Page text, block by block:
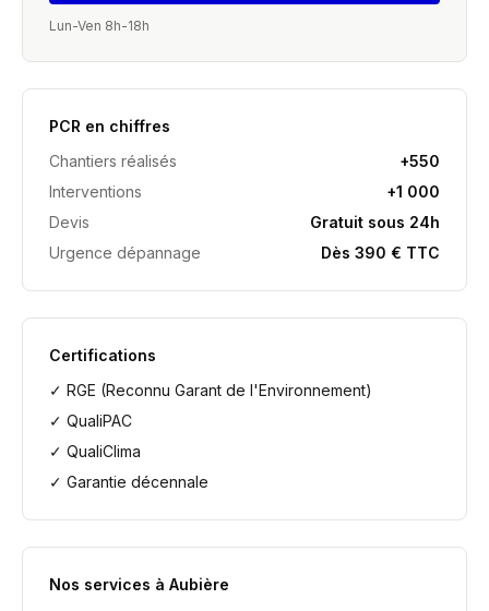
Lun-Ven 8h-18h
PCR en chiffres
Chantiers réalisés
+550
Interventions
+1 000
Devis
Gratuit sous 24h
Urgence dépannage
Dès 390 € TTC
Certifications
✓ RGE (Reconnu Garant de l'Environnement)
✓ QualiPAC
✓ QualiClima
✓ Garantie décennale
Nos services à Aubière